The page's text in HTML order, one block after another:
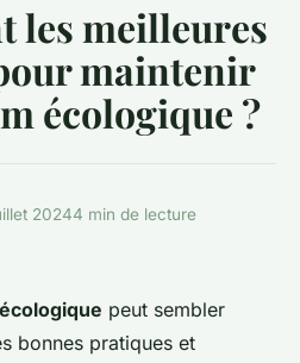
les meilleures
maintenir
écologique ?
20244 min de lecture
peut sembler
bonnes pratiques et